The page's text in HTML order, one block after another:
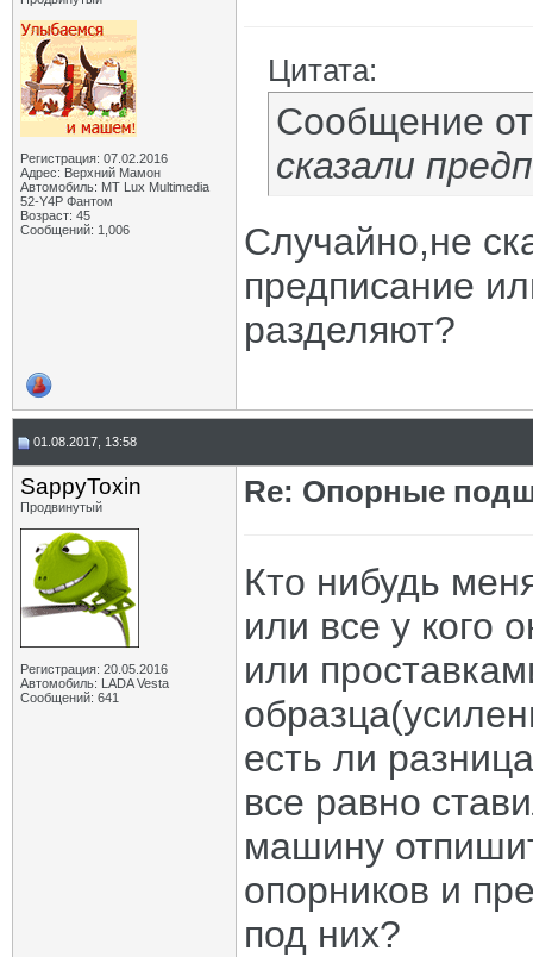
Регистрация: 07.02.2016
Адрес: Верхний Мамон
Автомобиль: MT Lux Multimedia
52-Y4P Фантом
Возраст: 45
Сообщений: 1,006
Цитата:
Сообщение
сказали
Случайно,не
предписание
разделяют?
01.08.2017, 13:58
SappyToxin
Продвинутый
Регистрация: 20.05.2016
Автомобиль: LADA Vesta
Сообщений: 641
Re: Опорные
Кто нибудь
или все у кого
или
есть ли
все равно
машину
опорников и
под них?